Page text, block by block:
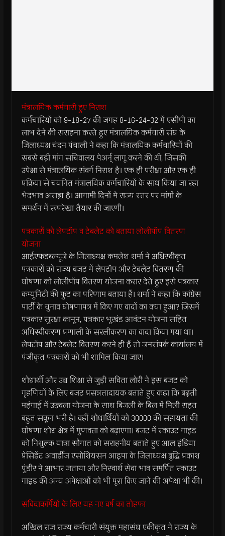
मंत्रालयिक कर्मचारी हुए निराश
कर्मचारियों को 9-18-27 की जगह 8-16-24-32 में एसीपी का
लाभ देने की सराहना करते हुए मंत्रालयिक कर्मचारी संघ के
जिलाध्यक्ष चंदन पंचाली ने कहा कि मंत्रालयिक कर्मचारियों की
सबसे बड़ी मांग सचिवालय पेअर्न् लागू करने की थी, जिसकी
उपेक्षा से मंत्रालयिक संवर्ग निराश है। एक ही परीक्षा और एक ही
प्रक्रिया से चयनित मंत्रालयिक कर्मचारियों के साथ किया जा रहा
भेदभाव असह्य है। आगामी दिनों मे राज्य स्तर पर मांगों के
समर्थन में रूपरेखा तैयार की जाएगी।
पत्रकारों को लेपटॉप व टेबलेट को बताया लोलीपॉप वितरण
योजना
आईएफडब्ल्यूजे के जिलाध्यक्ष कमलेश शर्मा ने अधिस्वीकृत
पत्रकारों को राज्य बजट में लेपटॉप और टेबलेट वितरण की
घोषणा को लोलीपॉप वितरण योजना करार देते हुए इसे पत्रकार
कम्युनिटी की फुट का परिणाम बताया हैं। शर्मा ने कहा कि कांग्रेस
पार्टी के चुनाव घोषणापत्र में किए गए वादों का क्या हुआ? जिसमें
पत्रकार सुरक्षा कानून, पत्रकार भूखंड आवंटन योजना सहित
अधिस्वीकरण प्रणाली के सरलीकरण का वादा किया गया था।
लेपटॉप और टेबलेट वितरण करने ही हैं तो जनसंपर्क कार्यालय में
पंजीकृत पत्रकारों को भी शामिल किया जाए।
शोधार्थी और उच्च शिक्षा से जुड़ी सविता लोरी ने इस बजट को
गृहणियों के लिए बजट प्रसन्नतादायक बताते हुए कहा कि बढ़ती
महंगाई में उज्ज्वला योजना के साथ बिजली के बिल में मिली राहत
बहुत सकून भरी है। वहीं शोधार्थियों को 30000 की सहायता की
घोषणा शोध क्षेत्र में गुणवत्ता को बढ़ाएगा। बजट में स्काउट गाइड
को निशुल्क यात्रा सौगात को सराहनीय बताते हुए आल इंडिया
प्रेसिडेंट अवार्डीज एसोशियसन आइपा के जिलाध्यक्ष बुद्धि प्रकाश
पुंडीर ने आभार जताया और निस्वार्थ सेवा भाव समर्पित स्काउट
गाइड की अन्य अपेक्षाओं को भी पूरा किए जाने की अपेक्षा भी की।
संविदाकर्मियों के लिए यह नए वर्ष का तोहफा
अखिल राज राज्य कर्मचारी संयुक्त महासंघ एकीकृत ने राज्य के